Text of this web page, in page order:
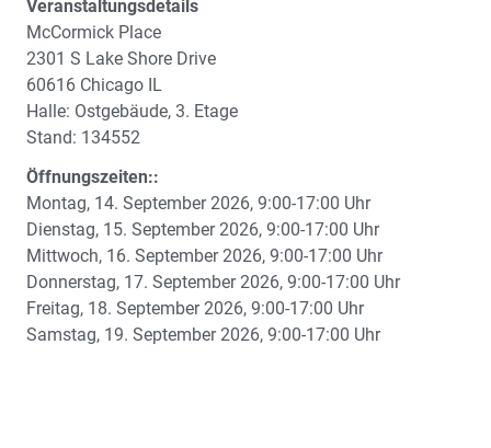
Veranstaltungsdetails
McCormick Place
2301 S Lake Shore Drive
60616 Chicago IL
Halle: Ostgebäude, 3. Etage
Stand: 134552
Öffnungszeiten::
Montag, 14. September 2026, 9:00-17:00 Uhr
Dienstag, 15. September 2026, 9:00-17:00 Uhr
Mittwoch, 16. September 2026, 9:00-17:00 Uhr
Donnerstag, 17. September 2026, 9:00-17:00 Uhr
Freitag, 18. September 2026, 9:00-17:00 Uhr
Samstag, 19. September 2026, 9:00-17:00 Uhr